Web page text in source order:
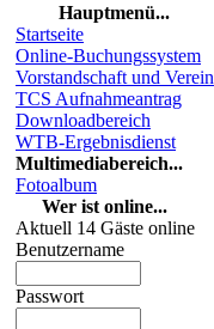
Hauptmenü...
Startseite
Online-Buchungssystem
Vorstandschaft und Verein
TCS Aufnahmeantrag
Downloadbereich
WTB-Ergebnisdienst
Multimediabereich...
Fotoalbum
Wer ist online...
Aktuell 14 Gäste online
Benutzername
Passwort